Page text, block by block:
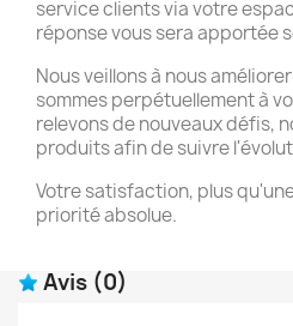
service clients via votre
réponse vous sera apportée
Nous veillons à nous
sommes perpétuellement à
relevons de nouveaux défis,
produits afin de suivre
Votre satisfaction, plus
priorité absolue.
Avis (0)